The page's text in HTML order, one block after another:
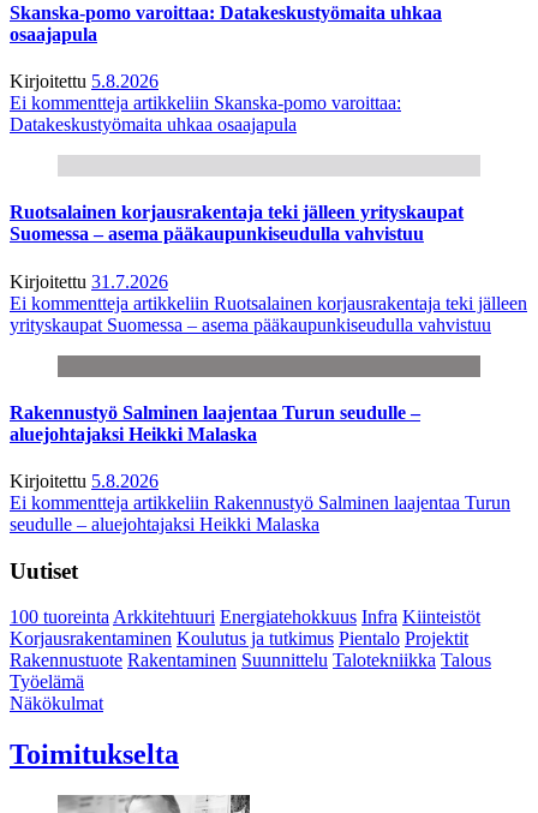
Skanska-pomo varoittaa: Datakeskustyömaita uhkaa
osaajapula
Kirjoitettu 5.8.2026
Ei kommentteja artikkeliin Skanska-pomo varoittaa:
Datakeskustyömaita uhkaa osaajapula
Ruotsalainen korjausrakentaja teki jälleen yrityskaupat
Suomessa – asema pääkaupunkiseudulla vahvistuu
Kirjoitettu 31.7.2026
Ei kommentteja artikkeliin Ruotsalainen korjausrakentaja teki jälleen
yrityskaupat Suomessa – asema pääkaupunkiseudulla vahvistuu
Rakennustyö Salminen laajentaa Turun seudulle –
aluejohtajaksi Heikki Malaska
Kirjoitettu 5.8.2026
Ei kommentteja artikkeliin Rakennustyö Salminen laajentaa Turun
seudulle – aluejohtajaksi Heikki Malaska
Uutiset
100 tuoreintaArkkitehtuuri Energiatehokkuus Infra Kiinteistöt
Korjausrakentaminen Koulutus ja tutkimus Pientalo Projektit
Rakennustuote Rakentaminen Suunnittelu Talotekniikka Talous
Työelämä
Näkökulmat
Toimitukselta